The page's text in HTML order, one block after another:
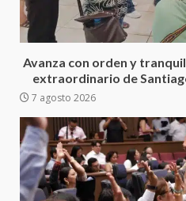
Avanza con orden y
extraordinario de
7 agosto 2026
3
Ciudad
4
con el
Cruz
de la
30 julio 2026